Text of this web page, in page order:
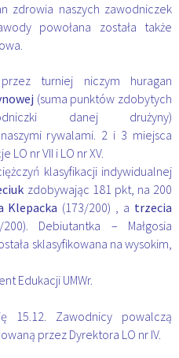
zdrowia naszych zawodniczek
powołana została także
turniej niczym huragan
(suma punktów zdobytych
danej drużyny)
rywalami. 2 i 3 miejsca
nr VII i LO nr XV.
klasyfikacji indywidualnej
zdobywając 181 pkt, na 200
Klepacka (173/200) , a trzecia
200). Debiutantka – Małgosia
sklasyfikowana na wysokim,
Edukacji UMWr.
15.12. Zawodnicy powalczą
przez Dyrektora LO nr IV.